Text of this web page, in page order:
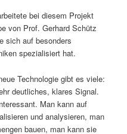
bei diesem Projekt
von Prof. Gerhard Schütz
sich auf besonders
spezialisiert hat.
Technologie gibt es viele:
deutliches, klares Signal.
Man kann auf
und analysieren, man
bauen, man kann sie